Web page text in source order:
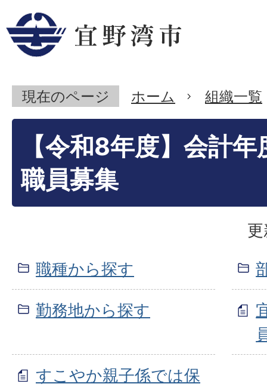
現在のページ ホーム 組織一覧
【令和8年度】会計年
職員募集
職種から探す
勤務地から探す
すこやか親子係では保